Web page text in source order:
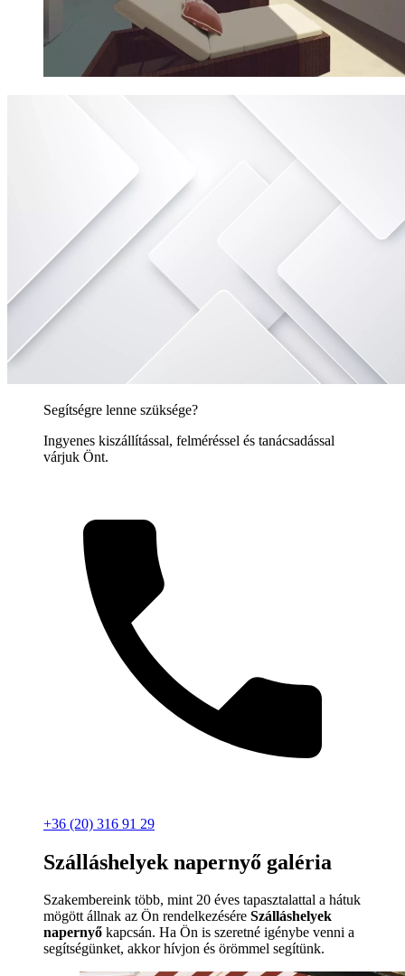
Segítségre lenne szüksége?
Ingyenes kiszállítással, felméréssel és tanácsadással
várjuk Önt.
+36 (20) 316 91 29
Szálláshelyek napernyő galéria
Szakembereink több, mint 20 éves tapasztalattal a hátuk
mögött állnak az Ön rendelkezésére Szálláshelyek
napernyő kapcsán. Ha Ön is szeretné igénybe venni a
segítségünket, akkor hívjon és örömmel segítünk.